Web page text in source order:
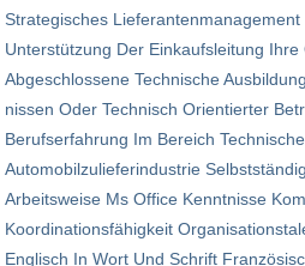
Strategisches
Unterstützung Der Einkaufsleitung Ihre
Abgeschlossene Technische
nissen Oder Technisch Orientierter
Berufserfahrung Im Bereich
Automobilzulieferindustrie
Arbeitsweise Ms Office Kenntnisse
Koordinationsfähigkeit
Englisch In Wort Und Schrift